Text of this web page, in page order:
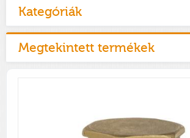
Kategóriák
Megtekintett termékek